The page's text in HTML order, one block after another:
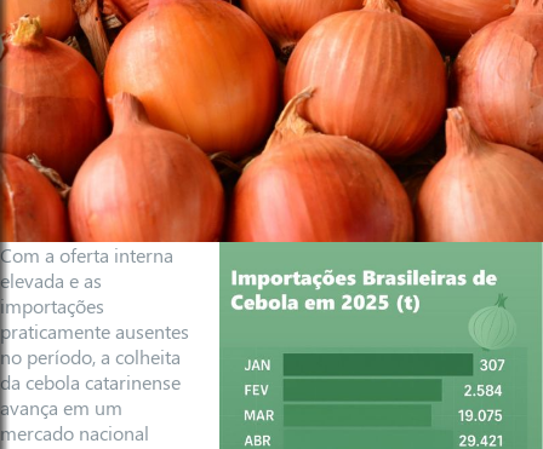
Com a oferta interna
elevada e as
importações
praticamente ausentes
no período, a colheita
da cebola catarinense
avança em um
mercado nacional